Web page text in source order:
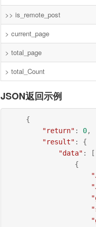
>> is_remote_post
> current_page
> total_page
> total_Count
JSON返回示例
{
"return" : 0,
"result" : {
"data" : [
{